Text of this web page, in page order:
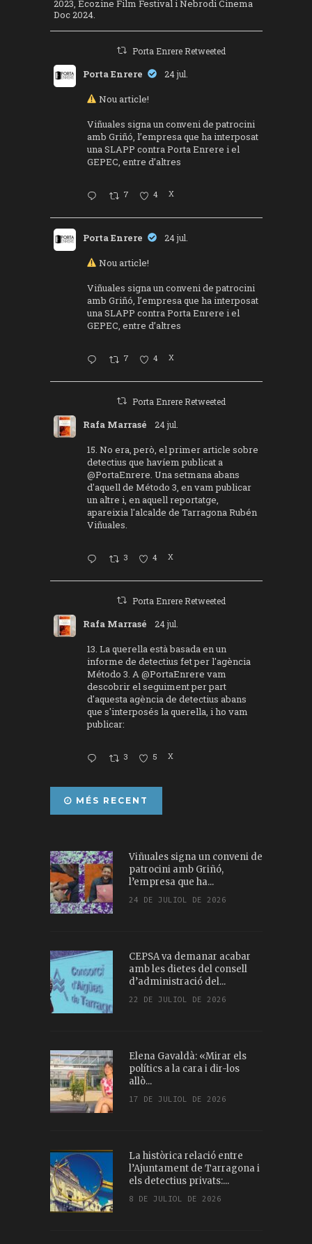
2023, Ecozine Film Festival i Nebrodi Cinema
Doc 2024.
Porta Enrere Retweeted
Porta Enrere 24 jul.
Nou article!
Viñuales signa un conveni de patrocini
amb Griñó, l’empresa que ha interposat
una SLAPP contra Porta Enrere i el
GEPEC, entre d’altres
7 4 X
Porta Enrere 24 jul.
Nou article!
Viñuales signa un conveni de patrocini
amb Griñó, l’empresa que ha interposat
una SLAPP contra Porta Enrere i el
GEPEC, entre d’altres
7 4 X
Porta Enrere Retweeted
Rafa Marrasé 24 jul.
15. No era, però, el primer article sobre
detectius que havíem publicat a
@PortaEnrere. Una setmana abans
d'aquell de Método 3, en vam publicar
un altre i, en aquell reportatge,
apareixia l'alcalde de Tarragona Rubén
Viñuales.
3 4 X
Porta Enrere Retweeted
Rafa Marrasé 24 jul.
13. La querella està basada en un
informe de detectius fet per l'agència
Método 3. A@PortaEnrere vam
descobrir el seguiment per part
d'aquesta agència de detectius abans
que s'interposés la querella, i ho vam
publicar:
3 5 X
MÉS RECENT
Viñuales signa un conveni de
patrocini amb Griñó,
l’empresa que ha...
24 DE JULIOL DE 2026
CEPSA va demanar acabar
amb les dietes del consell
d’administració del...
22 DE JULIOL DE 2026
Elena Gavaldà: «Mirar els
polítics a la cara i dir-los
allò...
17 DE JULIOL DE 2026
La històrica relació entre
l’Ajuntament de Tarragona i
els detectius privats:...
8 DE JULIOL DE 2026